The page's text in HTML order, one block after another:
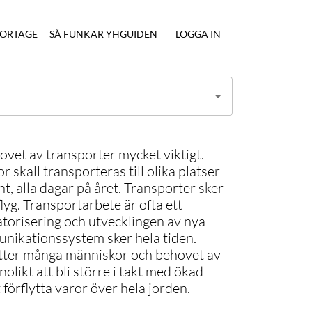
SÅ FUNKAR YHGUIDEN LOGGA IN
av transporter mycket viktigt.
skall transporteras till olika platser
alla dagar på året. Transporter sker
Transportarbete är ofta ett
och utvecklingen av nya
sker hela tiden.
många människor och behovet av
att bli större i takt med ökad
varor över hela jorden.